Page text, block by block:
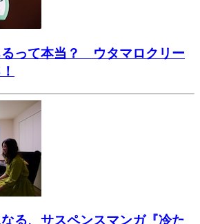
るって本当？ ウタマロクリー
る、サスペンスマンガ『冷た